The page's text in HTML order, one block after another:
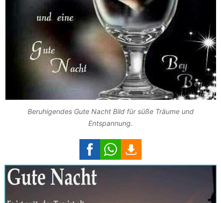
Beruhigendes Gute Nacht Bild für süße Träume und
Entspannung.